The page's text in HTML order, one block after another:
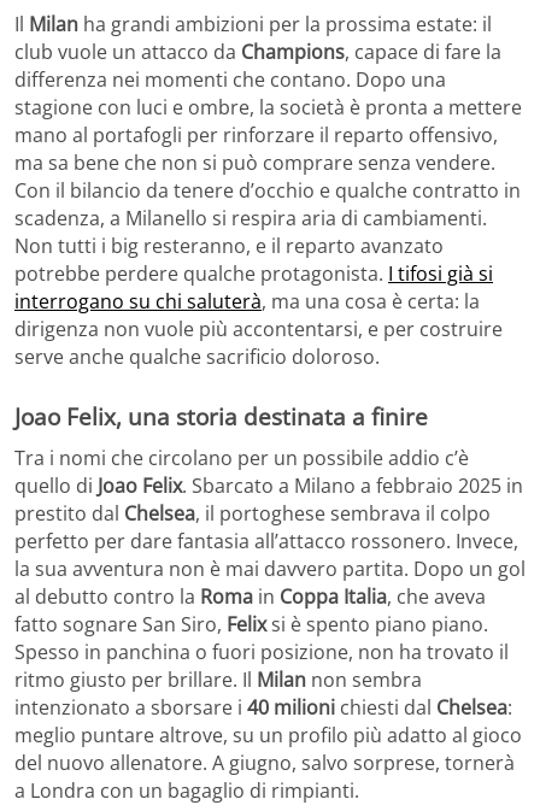
Il Milan ha grandi ambizioni per la prossima estate: il
club vuole un attacco da Champions, capace di fare la
differenza nei momenti che contano. Dopo una
stagione con luci e ombre, la società è pronta a mettere
mano al portafogli per rinforzare il reparto offensivo,
ma sa bene che non si può comprare senza vendere.
Con il bilancio da tenere d’occhio e qualche contratto in
scadenza, a Milanello si respira aria di cambiamenti.
Non tutti i big resteranno, e il reparto avanzato
potrebbe perdere qualche protagonista. I tifosi già si
interrogano su chi saluterà, ma una cosa è certa: la
dirigenza non vuole più accontentarsi, e per costruire
serve anche qualche sacrificio doloroso.
Joao Felix, una storia destinata a finire
Tra i nomi che circolano per un possibile addio c’è
quello di Joao Felix. Sbarcato a Milano a febbraio 2025 in
prestito dal Chelsea, il portoghese sembrava il colpo
perfetto per dare fantasia all’attacco rossonero. Invece,
la sua avventura non è mai davvero partita. Dopo un gol
al debutto contro la Roma in Coppa Italia, che aveva
fatto sognare San Siro, Felixsi è spento piano piano.
Spesso in panchina o fuori posizione, non ha trovato il
ritmo giusto per brillare. Il Milan non sembra
intenzionato a sborsare i 40 milioni chiesti dal Chelsea:
meglio puntare altrove, su un profilo più adatto al gioco
del nuovo allenatore. A giugno, salvo sorprese, tornerà
a Londra con un bagaglio di rimpianti.